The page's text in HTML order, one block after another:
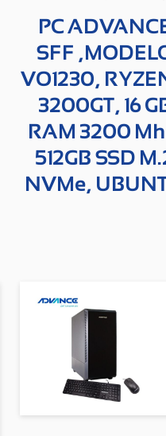
PC
SFF
VO1230,
3200GT, 16
RAM 3200
512GB SSD
NVMe,